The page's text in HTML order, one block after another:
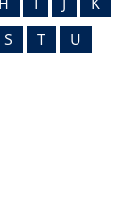
S T
U